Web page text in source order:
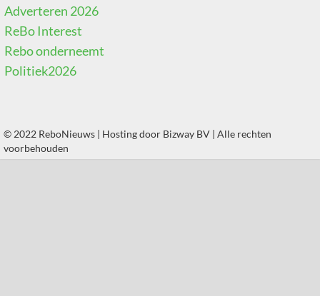
Adverteren 2026
ReBo Interest
Rebo onderneemt
Politiek2026
© 2022 ReboNieuws | Hosting door Bizway BV | Alle rechten
voorbehouden